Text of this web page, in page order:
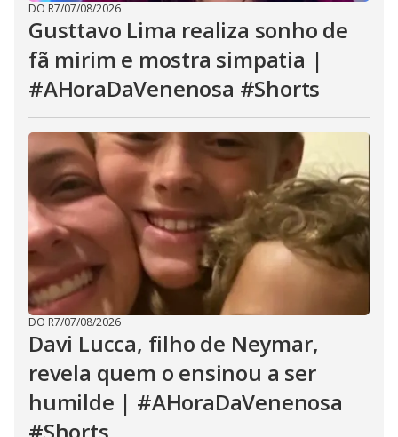
DO R7/07/08/2026
Gusttavo Lima realiza sonho de
fã mirim e mostra simpatia |
#AHoraDaVenenosa #Shorts
DO R7/07/08/2026
Davi Lucca, filho de Neymar,
revela quem o ensinou a ser
humilde | #AHoraDaVenenosa